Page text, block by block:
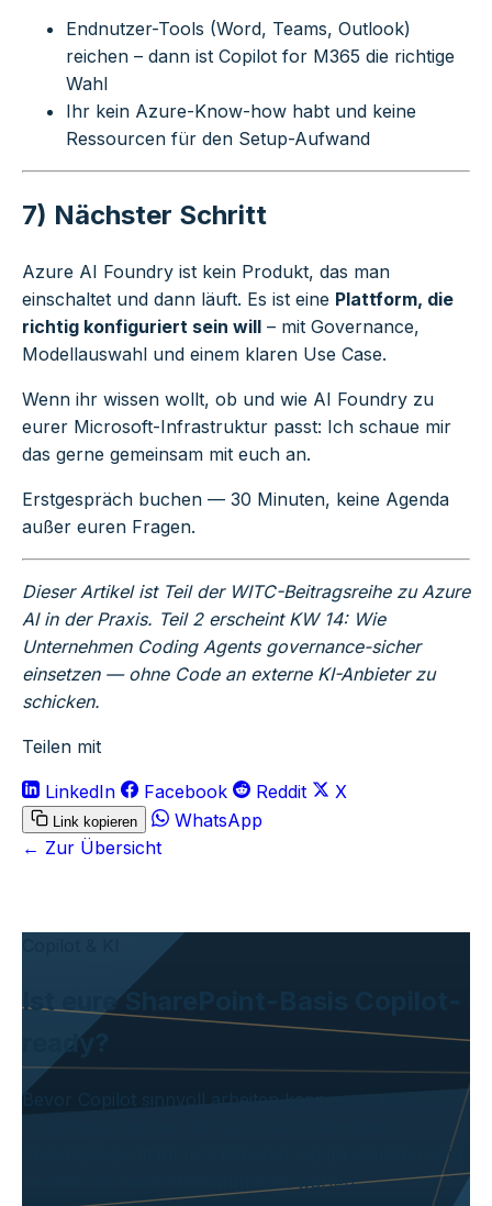
Endnutzer-Tools (Word, Teams, Outlook)
reichen – dann ist Copilot for M365 die richtige
Wahl
Ihr kein Azure-Know-how habt und keine
Ressourcen für den Setup-Aufwand
7) Nächster Schritt
Azure AI Foundry ist kein Produkt, das man
einschaltet und dann läuft. Es ist eine Plattform, die
richtig konfiguriert sein will – mit Governance,
Modellauswahl und einem klaren Use Case.
Wenn ihr wissen wollt, ob und wie AI Foundry zu
eurer Microsoft-Infrastruktur passt: Ich schaue mir
das gerne gemeinsam mit euch an.
Erstgespräch buchen — 30 Minuten, keine Agenda
außer euren Fragen.
Dieser Artikel ist Teil der WITC-Beitragsreihe zu Azure
AI in der Praxis. Teil 2 erscheint KW 14: Wie
Unternehmen Coding Agents governance-sicher
einsetzen — ohne Code an externe KI-Anbieter zu
schicken.
Teilen mit
LinkedIn Facebook Reddit X
Link kopieren
WhatsApp
← Zur Übersicht
Ist eure SharePoint-Basis Copilot-
ready?
Bevor Copilot sinnvoll arbeiten kann, muss die
Checkliste prüft ihr in 5 Minuten, ob ihr startklar seid
— oder wo noch Hausaufgaben warten.